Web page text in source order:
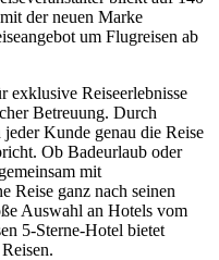
der neuen Marke
um Flugreisen ab
exklusive Reiseerlebnisse
Betreuung. Durch
Kunde genau die Reise
Ob Badeurlaub oder
mit
Reise ganz nach seinen
Auswahl an Hotels vom
5-Sterne-Hotel bietet